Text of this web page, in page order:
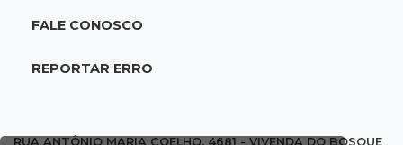
inédito à Série A2 feminina
FALE CONOSCO
REPORTAR ERRO
RUA ANTÔNIO MARIA COELHO, 4681 - VIVENDA DO BOSQUE